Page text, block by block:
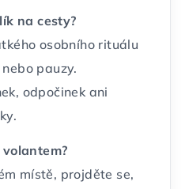
na cesty?
osobního rituálu
pauzy.
odpočinek ani
místě, projděte se,